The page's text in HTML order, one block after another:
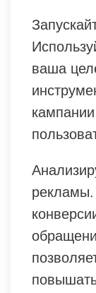
ваша
рекламы.